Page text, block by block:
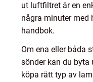
ut luftfiltret är en
några minuter
handbok.
Om ena eller båda
sönder kan du byta
köpa rätt typ av